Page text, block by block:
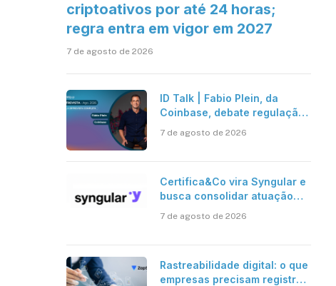
criptoativos por até 24 horas;
regra entra em vigor em 2027
7 de agosto de 2026
ID Talk | Fabio Plein, da
Coinbase, debate regulação,
7 de agosto de 2026
Certifica&Co vira Syngular e
busca consolidar atuação
7 de agosto de 2026
Rastreabilidade digital: o que
empresas precisam registrar